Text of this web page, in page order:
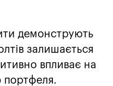
демонструють
залишається
впливає на
портфеля.